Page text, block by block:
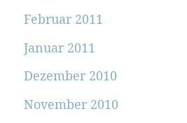
Februar 2011
Januar 2011
Dezember 2010
November 2010